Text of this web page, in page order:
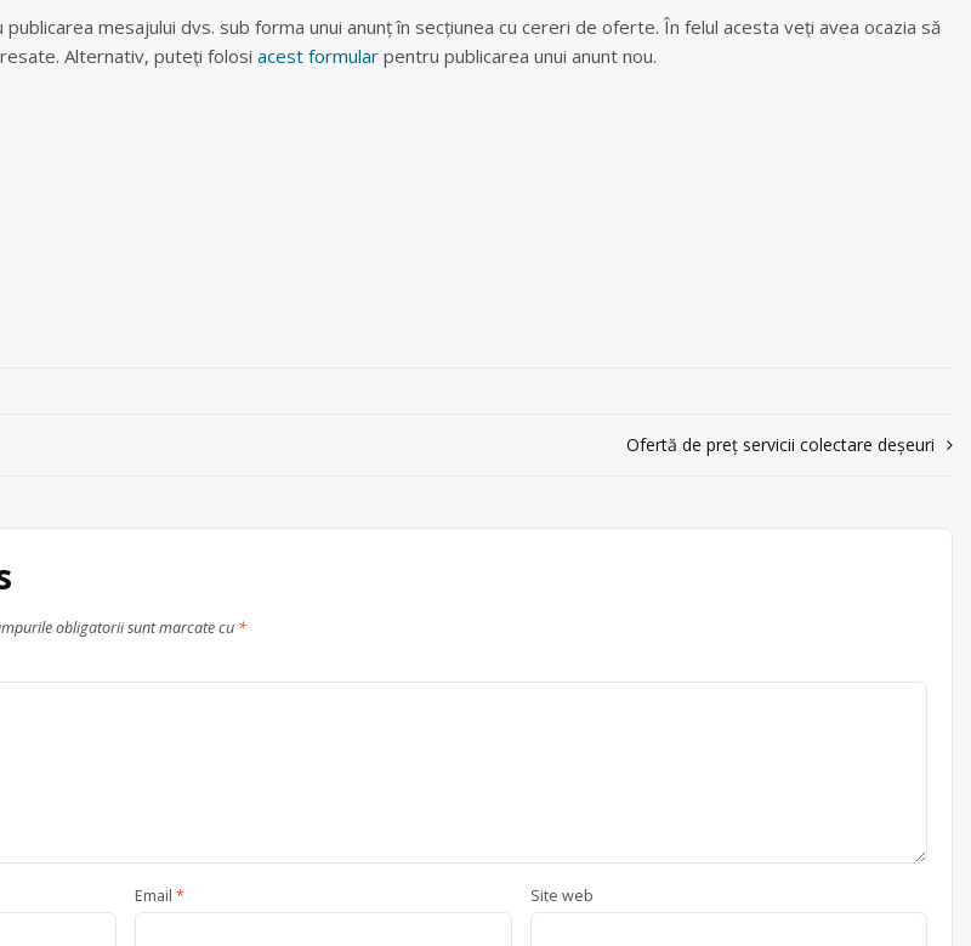
mesajului dvs. sub forma unui anunț în secțiunea cu cereri de oferte. În felul acesta veți avea ocazia să
Alternativ, puteți folosi acest formular pentru publicarea unui anunt nou.
Ofertă de preț servicii colectare deșeuri
obligatorii sunt marcate cu *
Email * Site web